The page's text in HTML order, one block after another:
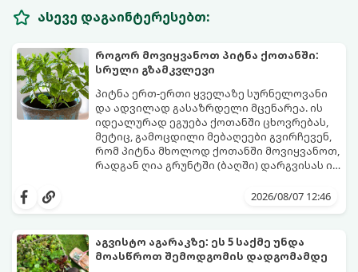
ასევე დაგაინტერესებთ:
როგორ მოვიყვანოთ პიტნა ქოთანში:
სრული გზამკვლევი
პიტნა ერთ-ერთი ყველაზე სურნელოვანი
და ადვილად გასაზრდელი მცენარეა. ის
იდეალურად ეგუება ქოთანში ცხოვრებას,
მეტიც, გამოცდილი მებაღეები გვირჩევენ,
რომ პიტნა მხოლოდ ქოთანში მოვიყვანოთ,
რადგან ღია გრუნტში (ბაღში) დარგვისას ის
და სხვა მცენარეებს ავიწროებს.
გაგახარებთ ნორჩი, არომატული2026/08/07 12:46
აგვისტო აგარაკზე: ეს 5 საქმე უნდა
მოასწროთ შემოდგომის დადგომამდე